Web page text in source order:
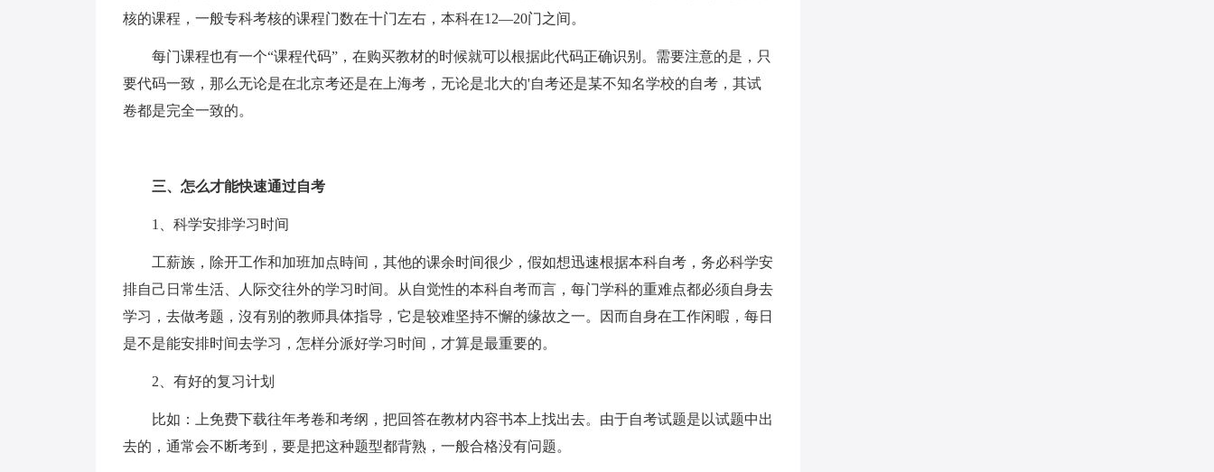
核的课程，一般专科考核的课程门数在十门左右，本科在12—20门之间。
每门课程也有一个“课程代码”，在购买教材的时候就可以根据此代码正确识别。需要注意的是，只
要代码一致，那么无论是在北京考还是在上海考，无论是北大的'自考还是某不知名学校的自考，其试
卷都是完全一致的。
三、怎么才能快速通过自考
1、科学安排学习时间
工薪族，除开工作和加班加点時间，其他的课余时间很少，假如想迅速根据本科自考，务必科学安
排自己日常生活、人际交往外的学习时间。从自觉性的本科自考而言，每门学科的重难点都必须自身去
学习，去做考题，沒有别的教师具体指导，它是较难坚持不懈的缘故之一。因而自身在工作闲暇，每日
是不是能安排时间去学习，怎样分派好学习时间，才算是最重要的。
2、有好的复习计划
比如：上免费下载往年考卷和考纲，把回答在教材内容书本上找出去。由于自考试题是以试题中出
去的，通常会不断考到，要是把这种题型都背熟，一般合格没有问题。